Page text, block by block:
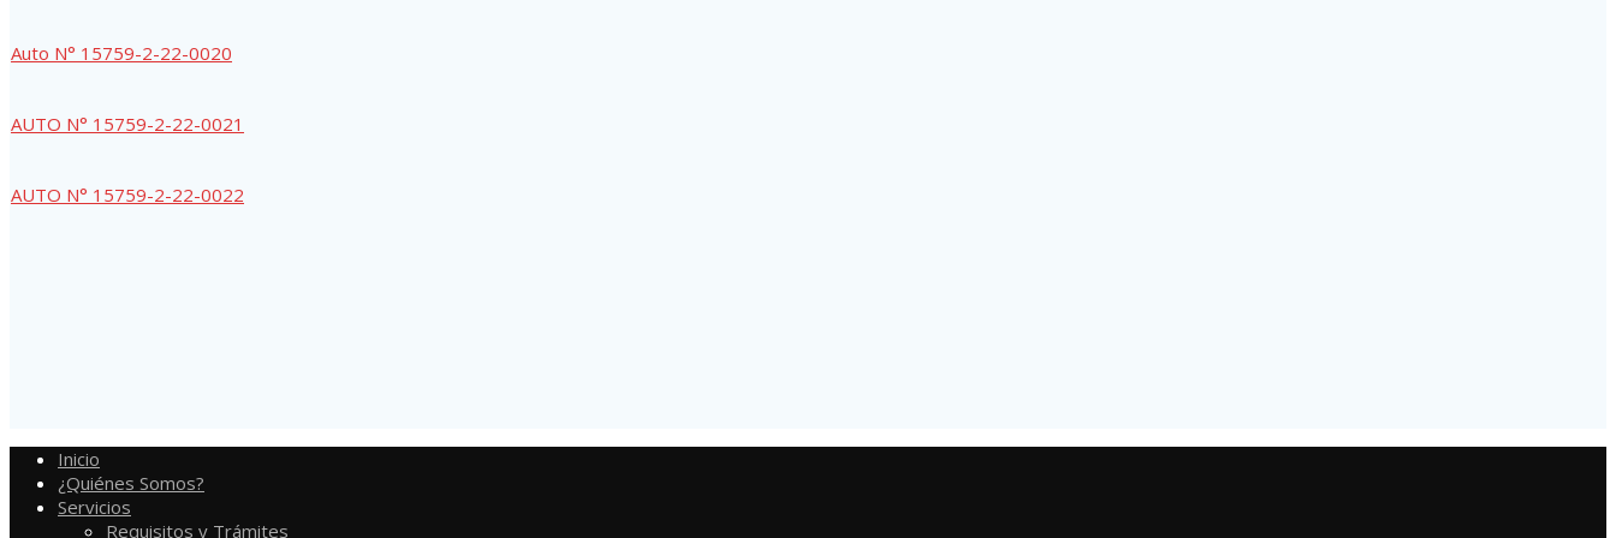
Auto N° 15759-2-22-0020
AUTO N° 15759-2-22-0021
AUTO N° 15759-2-22-0022
Inicio
¿Quiénes Somos?
Servicios
Requisitos y Trámites